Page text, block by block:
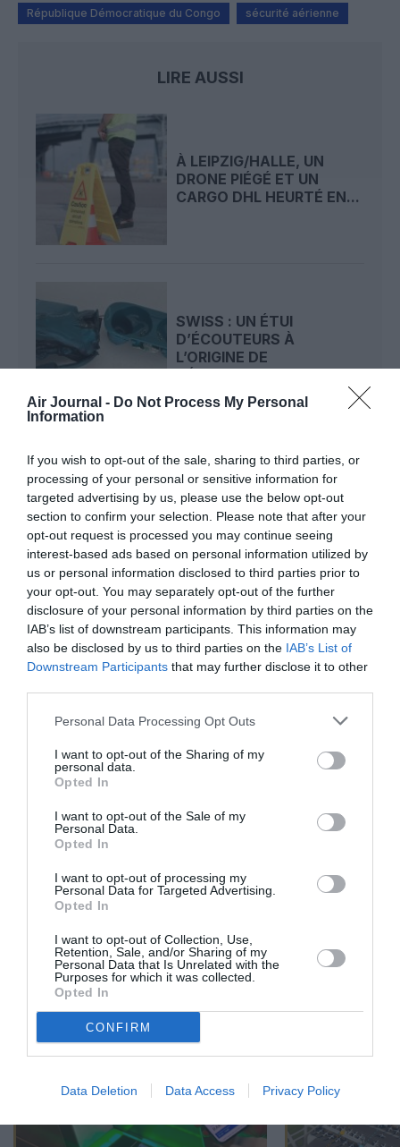
Air Journal - Do Not Process My Personal
Information
If you wish to opt-out of the sale, sharing to third parties, or
processing of your personal or sensitive information for
targeted advertising by us, please use the below opt-out
section to confirm your selection. Please note that after your
opt-out request is processed you may continue seeing
interest-based ads based on personal information utilized by
us or personal information disclosed to third parties prior to
your opt-out. You may separately opt-out of the further
disclosure of your personal information by third parties on the
IAB’s list of downstream participants. This information may
also be disclosed by us to third parties on the IAB’s List of
Downstream Participants that may further disclose it to other
Personal Data Processing Opt Outs
I want to opt-out of the Sharing of my
personal data.
Opted In
I want to opt-out of the Sale of my
Personal Data.
Opted In
I want to opt-out of processing my
Personal Data for Targeted Advertising.
Opted In
I want to opt-out of Collection, Use,
Retention, Sale, and/or Sharing of my
Personal Data that Is Unrelated with the
Purposes for which it was collected.
Opted In
CONFIRM
Data Deletion Data Access Privacy Policy
République Démocratique du Congo sécurité aérienne
LIRE AUSSI
À LEIPZIG/HALLE, UN
DRONE PIÉGÉ ET UN
CARGO DHL HEURTÉ EN...
SWISS : UN ÉTUI
D’ÉCOUTEURS À
L’ORIGINE DE
DÉROUTEMENT DU...
KINSHASA–PARIS : AIR
CONGO PRÉPARE SA
DEUXIÈME
DESTINATION...
ABONNEMENT
MASQUÉE
RÉSERVÉ
INSTANTANÉ
ARTICLES LES PLUS
CONSULTÉS DU MOIS
01/